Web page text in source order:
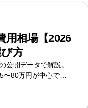
用相場【2026
方
公開データで解説。
〜80万円が中心で
点を、無料のAI可視